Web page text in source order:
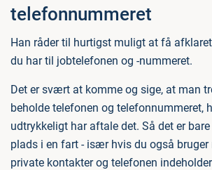
telefonnummeret
Han råder til hurtigst muligt at få
du har til jobtelefonen og -nummeret.
Det er svært at komme og sige, at man
beholde telefonen og telefonnummeret,
udtrykkeligt har aftale det. Så det er
plads i en fart - især hvis du også
private kontakter og telefonen